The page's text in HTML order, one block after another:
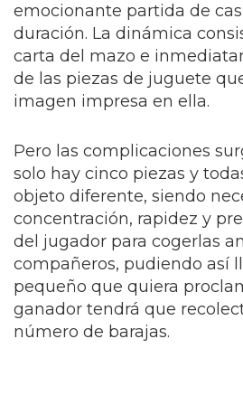
emocionante partida de
duración. La dinámica
carta del mazo e
de las piezas de juguete
imagen impresa en ella.
Pero las complicaciones
solo hay cinco piezas y
objeto diferente, siendo
concentración, rapidez y
del jugador para cogerlas
compañeros, pudiendo así
pequeño que quiera
ganador tendrá que
número de barajas.